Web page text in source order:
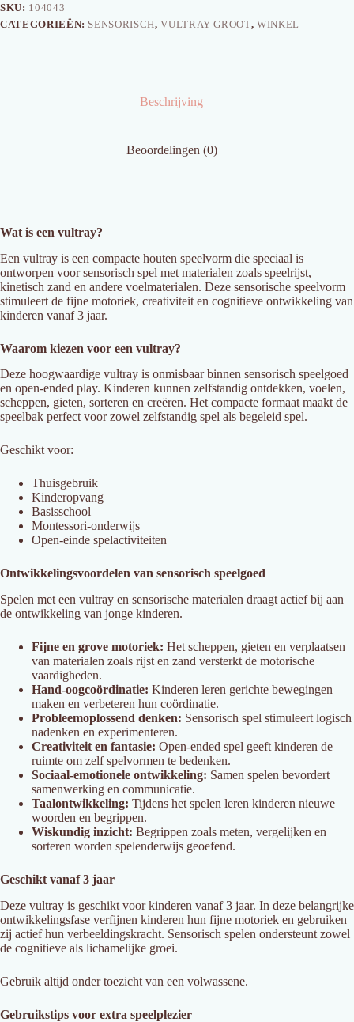
SKU: 104043
CATEGORIEËN: SENSORISCH,VULTRAY GROOT,WINKEL
Beschrijving
Beoordelingen (0)
Wat is een vultray?
Een vultray is een compacte houten speelvorm die speciaal is
ontworpen voor sensorisch spel met materialen zoals speelrijst,
kinetisch zand en andere voelmaterialen. Deze sensorische speelvorm
stimuleert de fijne motoriek, creativiteit en cognitieve ontwikkeling van
kinderen vanaf 3 jaar.
Waarom kiezen voor een vultray?
Deze hoogwaardige vultray is onmisbaar binnen sensorisch speelgoed
en open-ended play. Kinderen kunnen zelfstandig ontdekken, voelen,
scheppen, gieten, sorteren en creëren. Het compacte formaat maakt de
speelbak perfect voor zowel zelfstandig spel als begeleid spel.
Geschikt voor:
Thuisgebruik
Kinderopvang
Basisschool
Montessori-onderwijs
Open-einde spelactiviteiten
Ontwikkelingsvoordelen van sensorisch speelgoed
Spelen met een vultray en sensorische materialen draagt actief bij aan
de ontwikkeling van jonge kinderen.
Fijne en grove motoriek: Het scheppen, gieten en verplaatsen
van materialen zoals rijst en zand versterkt de motorische
vaardigheden.
Hand-oogcoördinatie: Kinderen leren gerichte bewegingen
maken en verbeteren hun coördinatie.
Probleemoplossend denken: Sensorisch spel stimuleert logisch
nadenken en experimenteren.
Creativiteit en fantasie: Open-ended spel geeft kinderen de
ruimte om zelf spelvormen te bedenken.
Sociaal-emotionele ontwikkeling: Samen spelen bevordert
samenwerking en communicatie.
Taalontwikkeling: Tijdens het spelen leren kinderen nieuwe
woorden en begrippen.
Wiskundig inzicht: Begrippen zoals meten, vergelijken en
sorteren worden spelenderwijs geoefend.
Geschikt vanaf 3 jaar
Deze vultray is geschikt voor kinderen vanaf 3 jaar. In deze belangrijke
ontwikkelingsfase verfijnen kinderen hun fijne motoriek en gebruiken
zij actief hun verbeeldingskracht. Sensorisch spelen ondersteunt zowel
de cognitieve als lichamelijke groei.
Gebruik altijd onder toezicht van een volwassene.
Gebruikstips voor extra speelplezier